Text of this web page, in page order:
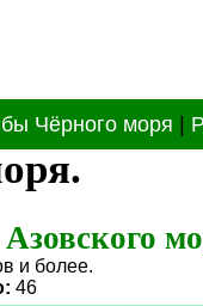
Чёрного моря
и более.
46